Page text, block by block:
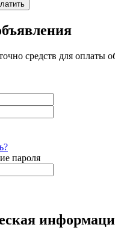
средств для оплаты
пароля